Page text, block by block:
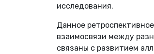
исследования.
Данное
взаимосвязи между
связаны с развитием